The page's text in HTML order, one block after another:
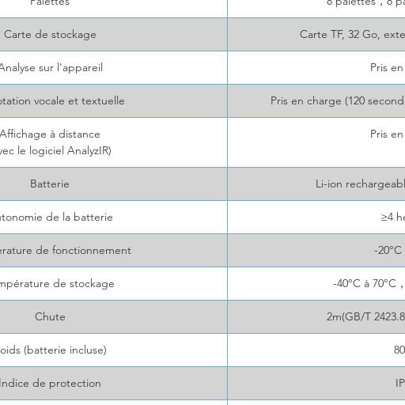
Carte de stockage Carte TF, 32 Go,
sur l'appareil Pris
vocale et textuelle Pris en charge (120
Affichage à distance
le logiciel AnalyzIR)
Pris
Batterie Li-ion
de la batterie ≥4
de fonctionnement -20°C
de stockage -40°C à 70°C
Chute 2m(GB/T
(batterie incluse)
Indice de protection